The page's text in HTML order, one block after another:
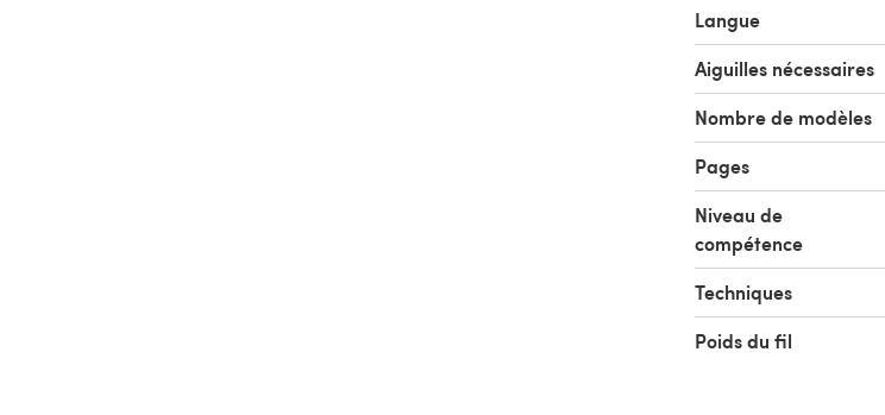
Langue
Aiguilles nécessaires
Nombre de modèles
Pages
Niveau de
compétence
Techniques
Poids du fil